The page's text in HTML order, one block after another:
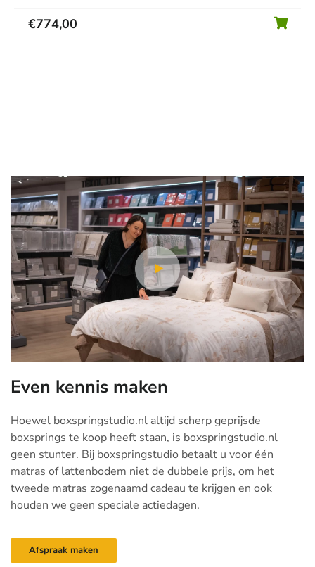
€774,00
Even kennis maken
Hoewel boxspringstudio.nl altijd scherp geprijsde
boxsprings te koop heeft staan, is boxspringstudio.nl
geen stunter. Bij boxspringstudio betaalt u voor één
matras of lattenbodem niet de dubbele prijs, om het
tweede matras zogenaamd cadeau te krijgen en ook
houden we geen speciale actiedagen.
Afspraak maken